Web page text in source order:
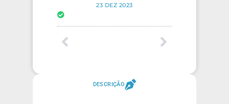
23 DEZ 2023
DESCRIÇÃO